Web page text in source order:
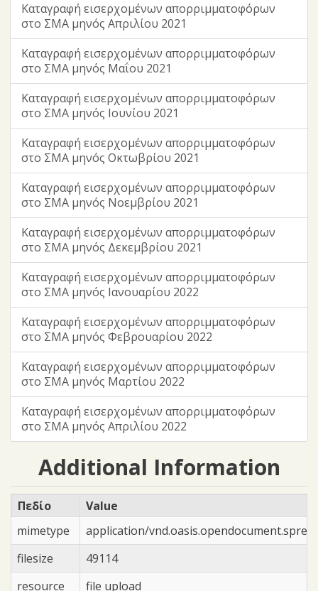
Καταγραφή εισερχομένων απορριμματοφόρων
στο ΣΜΑ μηνός Απριλίου 2021
Καταγραφή εισερχομένων απορριμματοφόρων
στο ΣΜΑ μηνός Μαΐου 2021
Καταγραφή εισερχομένων απορριμματοφόρων
στο ΣΜΑ μηνός Ιουνίου 2021
Καταγραφή εισερχομένων απορριμματοφόρων
στο ΣΜΑ μηνός Οκτωβρίου 2021
Καταγραφή εισερχομένων απορριμματοφόρων
στο ΣΜΑ μηνός Νοεμβρίου 2021
Καταγραφή εισερχομένων απορριμματοφόρων
στο ΣΜΑ μηνός Δεκεμβρίου 2021
Καταγραφή εισερχομένων απορριμματοφόρων
στο ΣΜΑ μηνός Ιανουαρίου 2022
Καταγραφή εισερχομένων απορριμματοφόρων
στο ΣΜΑ μηνός Φεβρουαρίου 2022
Καταγραφή εισερχομένων απορριμματοφόρων
στο ΣΜΑ μηνός Μαρτίου 2022
Καταγραφή εισερχομένων απορριμματοφόρων
στο ΣΜΑ μηνός Απριλίου 2022
Additional Information
Πεδίο
Value
mimetype
application/
filesize
49114
resource
file upload